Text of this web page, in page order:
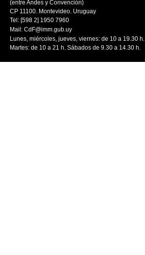
(entre Andes y Convención)
CP 11100. Montevideo. Uruguay
Tel: [598 2] 1950 7960
Mail: CdF@imm.gub.uy
Lunes, miércoles, jueves, viernes: de 10 a 19.30 h.
Martes: de 10 a 21 h. Sábados de 9.30 a 14.30 h.